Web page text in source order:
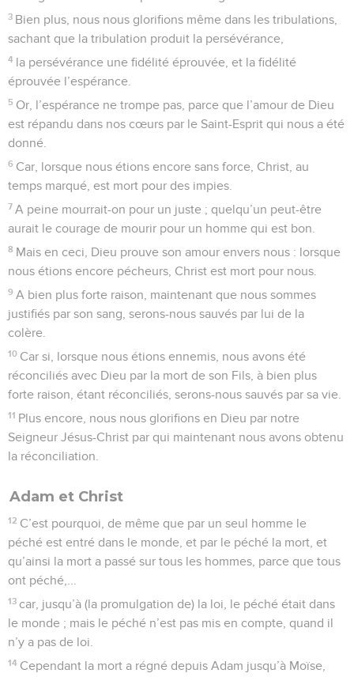
3 Bien plus, nous nous glorifions même dans les tribulations,
sachant que la tribulation produit la persévérance,
4 la persévérance une fidélité éprouvée, et la fidélité
éprouvée l’espérance.
5 Or, l’espérance ne trompe pas, parce que l’amour de Dieu
est répandu dans nos cœurs par le Saint-Esprit qui nous a été
donné.
6 Car, lorsque nous étions encore sans force, Christ, au
temps marqué, est mort pour des impies.
7 A peine mourrait-on pour un juste ; quelqu’un peut-être
aurait le courage de mourir pour un homme qui est bon.
8 Mais en ceci, Dieu prouve son amour envers nous : lorsque
nous étions encore pécheurs, Christ est mort pour nous.
9 A bien plus forte raison, maintenant que nous sommes
justifiés par son sang, serons-nous sauvés par lui de la
colère.
10 Car si, lorsque nous étions ennemis, nous avons été
réconciliés avec Dieu par la mort de son Fils, à bien plus
forte raison, étant réconciliés, serons-nous sauvés par sa vie.
11 Plus encore, nous nous glorifions en Dieu par notre
Seigneur Jésus-Christ par qui maintenant nous avons obtenu
la réconciliation.
Adam et Christ
12 C’est pourquoi, de même que par un seul homme le
péché est entré dans le monde, et par le péché la mort, et
qu’ainsi la mort a passé sur tous les hommes, parce que tous
ont péché,...
13 car, jusqu’à (la promulgation de) la loi, le péché était dans
le monde ; mais le péché n’est pas mis en compte, quand il
n’y a pas de loi.
14 Cependant la mort a régné depuis Adam jusqu’à Moïse,